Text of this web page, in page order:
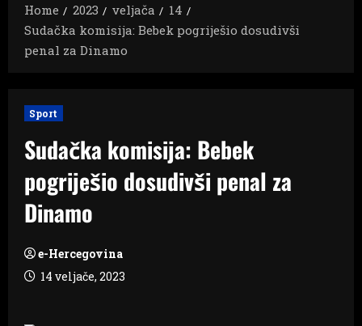
Home
2023 veljača
14
Sudačka komisija: Bebek pogriješio dosudivši
penal za Dinamo
Sport
Sudačka komisija: Bebek
pogriješio dosudivši penal za
Dinamo
e-Hercegovina
14 veljače, 2023